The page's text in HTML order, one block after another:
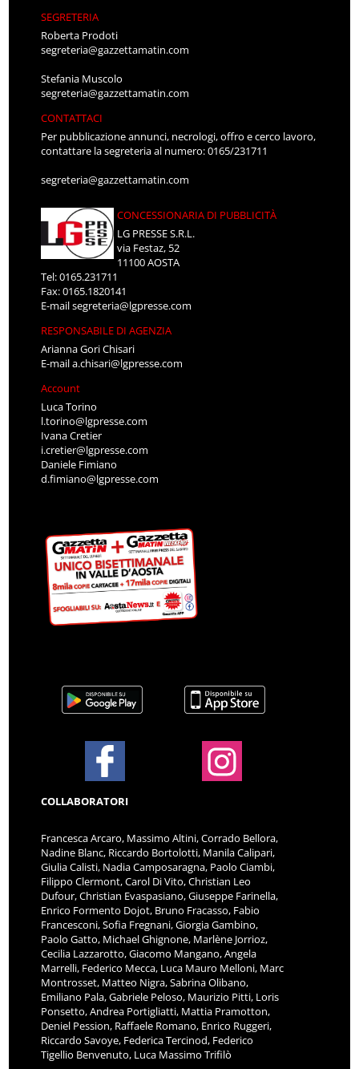
SEGRETERIA
Roberta Prodoti
segreteria@gazzettamatin.com
Stefania Muscolo
segreteria@gazzettamatin.com
CONTATTACI
Per pubblicazione annunci, necrologi, offro e cerco lavoro,
contattare la segreteria al numero: 0165/231711
segreteria@gazzettamatin.com
CONCESSIONARIA DI PUBBLICITÀ
LG PRESSE S.R.L.
via Festaz, 52
11100 AOSTA
Tel: 0165.231711
Fax: 0165.1820141
E-mailsegreteria@lgpresse.com
RESPONSABILE DI AGENZIA
Arianna Gori Chisari
E-maila.chisari@lgpresse.com
Account
Luca Torino
l.torino@lgpresse.com
Ivana Cretier
i.cretier@lgpresse.com
Daniele Fimiano
d.fimiano@lgpresse.com
COLLABORATORI
Francesca Arcaro, Massimo Altini, Corrado Bellora,
Nadine Blanc, Riccardo Bortolotti, Manila Calipari,
Giulia Calisti, Nadia Camposaragna, Paolo Ciambi,
Filippo Clermont, Carol Di Vito, Christian Leo
Dufour, Christian Evaspasiano, Giuseppe Farinella,
Enrico Formento Dojot, Bruno Fracasso, Fabio
Francesconi, Sofia Fregnani, Giorgia Gambino,
Paolo Gatto, Michael Ghignone, Marlène Jorrioz,
Cecilia Lazzarotto, Giacomo Mangano, Angela
Marrelli, Federico Mecca, Luca Mauro Melloni, Marc
Montrosset, Matteo Nigra, Sabrina Olibano,
Emiliano Pala, Gabriele Peloso, Maurizio Pitti, Loris
Ponsetto, Andrea Portigliatti, Mattia Pramotton,
Deniel Pession, Raffaele Romano, Enrico Ruggeri,
Riccardo Savoye, Federica Tercinod, Federico
Tigellio Benvenuto, Luca Massimo Trifilò